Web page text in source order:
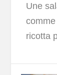
Une
ricotta